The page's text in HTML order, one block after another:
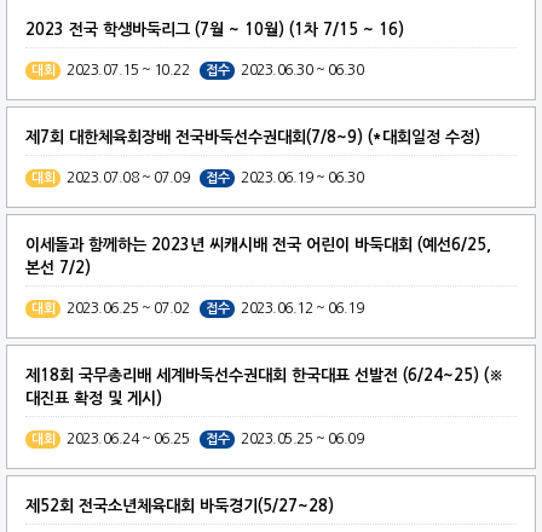
2023 전국 학생바둑리그 (7월 ~ 10월) (1차 7/15 ~ 16)
대회 2023.07.15 ~ 10.22 접수 2023.06.30 ~ 06.30
제7회 대한체육회장배 전국바둑선수권대회(7/8~9) (*대회일정 수정)
대회 2023.07.08 ~ 07.09 접수 2023.06.19 ~ 06.30
이세돌과 함께하는 2023년 씨캐시배 전국 어린이 바둑대회 (예선6/25,
본선 7/2)
대회 2023.06.25 ~ 07.02 접수 2023.06.12 ~ 06.19
제18회 국무총리배 세계바둑선수권대회 한국대표 선발전 (6/24~25) (※
대진표 확정 및 게시)
대회 2023.06.24 ~ 06.25 접수 2023.05.25 ~ 06.09
제52회 전국소년체육대회 바둑경기(5/27~28)